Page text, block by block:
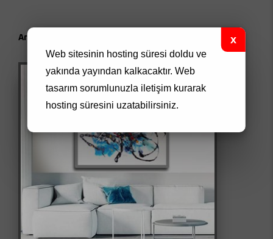
Artwork Code:
Web sitesinin hosting süresi doldu ve
yakında yayından kalkacaktır. Web
tasarımsorumlunuzla iletişim kurarak
hosting süresini uzatabilirsiniz.